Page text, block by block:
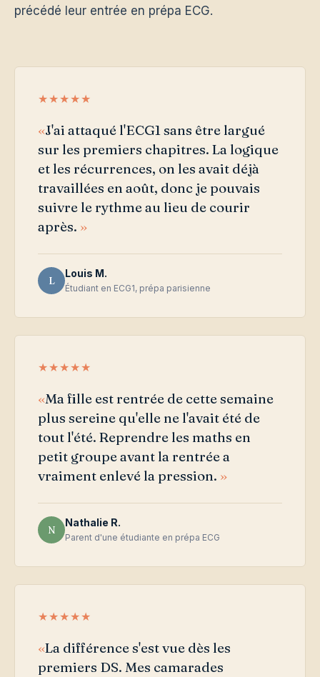
précédé leur entrée en prépa ECG.
★★★★★
J'ai attaqué l'ECG1 sans être largué
sur les premiers chapitres. La logique
et les récurrences, on les avait déjà
travaillées en août, donc je pouvais
suivre le rythme au lieu de courir
après.
L
Louis M.
Étudiant en ECG1, prépa parisienne
★★★★★
Ma fille est rentrée de cette semaine
plus sereine qu'elle ne l'avait été de
tout l'été. Reprendre les maths en
petit groupe avant la rentrée a
vraiment enlevé la pression.
N
Nathalie R.
Parent d'une étudiante en prépa ECG
★★★★★
La différence s'est vue dès les
premiers DS. Mes camarades